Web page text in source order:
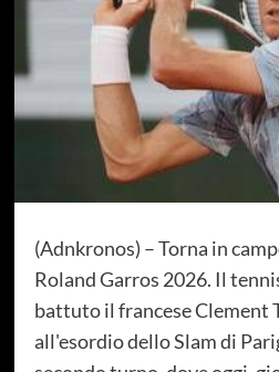
(Adnkronos) – Torna in
Roland Garros 2026. Il
battuto il francese Clement
all'esordio dello Slam di